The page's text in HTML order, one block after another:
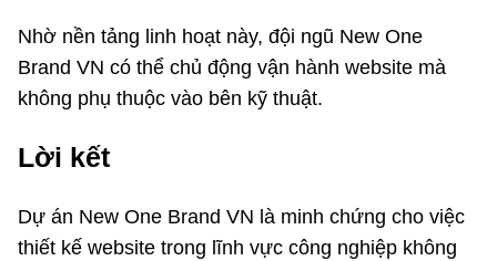
Nhờ nền tảng linh hoạt này, đội ngũ New One
Brand VN có thể chủ động vận hành website mà
không phụ thuộc vào bên kỹ thuật.
Lời kết
Dự án New One Brand VN là minh chứng cho việc
thiết kế website trong lĩnh vực công nghiệp không